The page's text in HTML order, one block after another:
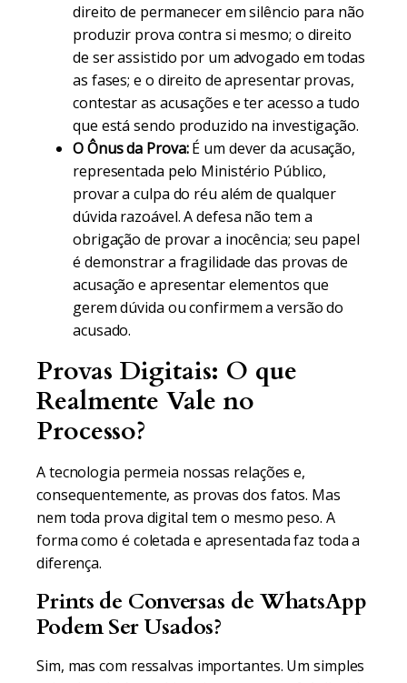
direito de permanecer em silêncio para não
produzir prova contra si mesmo; o direito
de ser assistido por um advogado em todas
as fases; e o direito de apresentar provas,
contestar as acusações e ter acesso a tudo
que está sendo produzido na investigação.
O Ônus da Prova:É um dever da acusação,
representada pelo Ministério Público,
provar a culpa do réu além de qualquer
dúvida razoável. A defesa não tem a
obrigação de provar a inocência; seu papel
é demonstrar a fragilidade das provas de
acusação e apresentar elementos que
gerem dúvida ou confirmem a versão do
acusado.
Provas Digitais: O que
Realmente Vale no
Processo?
A tecnologia permeia nossas relações e,
consequentemente, as provas dos fatos. Mas
nem toda prova digital tem o mesmo peso. A
forma como é coletada e apresentada faz toda a
diferença.
Prints de Conversas de WhatsApp
Podem Ser Usados?
Sim, mas com ressalvas importantes. Um simples